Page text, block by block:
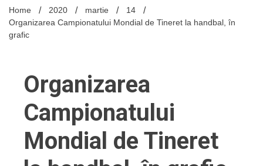
Home 2020 martie
14
Organizarea Campionatului Mondial de Tineret la handbal, în
grafic
Organizarea
Campionatului
Mondial de Tineret